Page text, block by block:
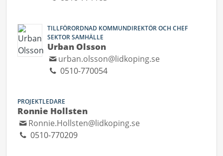
TILLFÖRORDNAD KOMMUNDIREKTÖR OCH CHEF
SEKTOR SAMHÄLLE
Urban Olsson
urban.olsson@lidkoping.se
0510-770054
PROJEKTLEDARE
Ronnie Hollsten
Ronnie.Hollsten@lidkoping.se
0510-770209